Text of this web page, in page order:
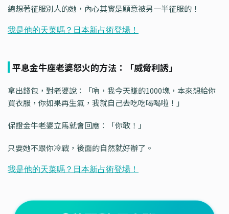
總想著征服別人的她，內心其實是願意被另一半征服的！
平息金牛座老婆怒火的方法：「威脅利誘」
拿出錢包，對老婆說：「吶，我今天賺的1000塊，本來想給你
買衣服，你如果再生氣，我就自己去吃吃喝喝啦！」
保證金牛老婆立馬就會回應：「你敢！」
只要她不跟你冷戰，後面的自然就好辦了。